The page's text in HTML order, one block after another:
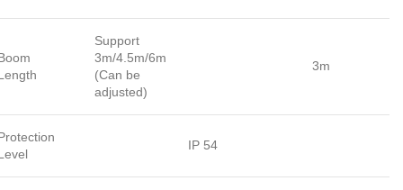
Support
3m/4.5m/6m
(Can be
adjusted)
3m
IP 54